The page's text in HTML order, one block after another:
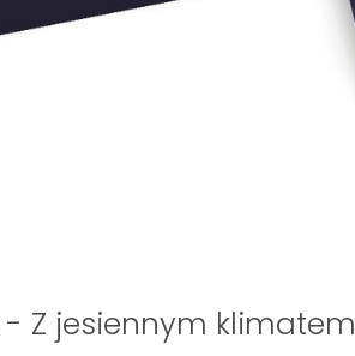
Z jesiennym klimatem